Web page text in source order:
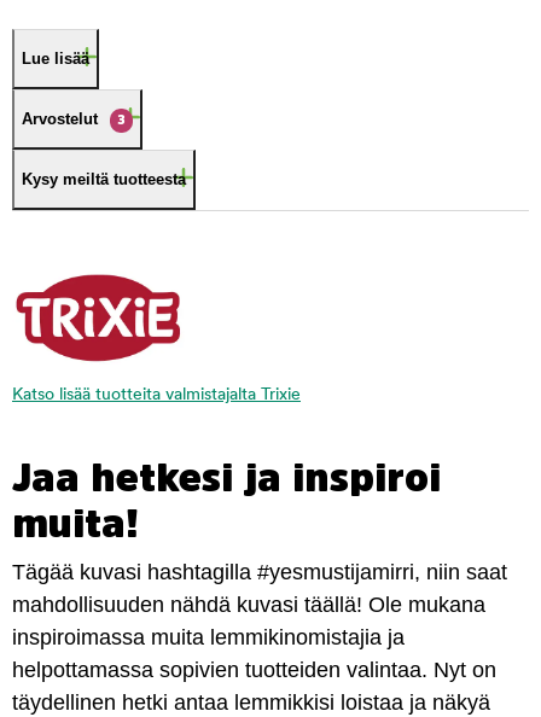
Lue lisää
Arvostelut 3
Kysy meiltä tuotteesta
Katso lisää tuotteita valmistajalta Trixie
Jaa hetkesi ja inspiroi
muita!
Tägää kuvasi hashtagilla #yesmustijamirri, niin saat
mahdollisuuden nähdä kuvasi täällä! Ole mukana
inspiroimassa muita lemmikinomistajia ja
helpottamassa sopivien tuotteiden valintaa. Nyt on
täydellinen hetki antaa lemmikkisi loistaa ja näkyä